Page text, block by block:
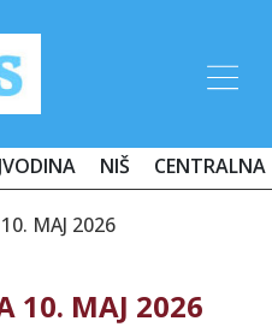
NIŠ CENTRALNA
MAJ 2026
10. MAJ 2026